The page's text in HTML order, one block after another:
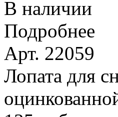
В наличии
Подробнее
Арт. 22059
Лопата для